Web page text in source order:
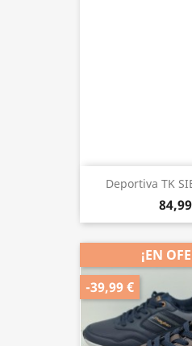
Deportiva TK
¡EN
-39,99 €